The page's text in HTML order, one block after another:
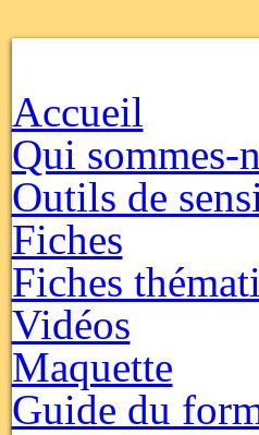
Accueil
Qui sommes-
Outils de
Fiches
Fiches
Vidéos
Maquette
Guide du